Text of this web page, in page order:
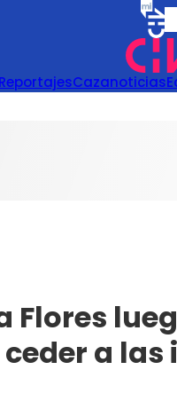
ReportajesCazanoticias
Flores
a las